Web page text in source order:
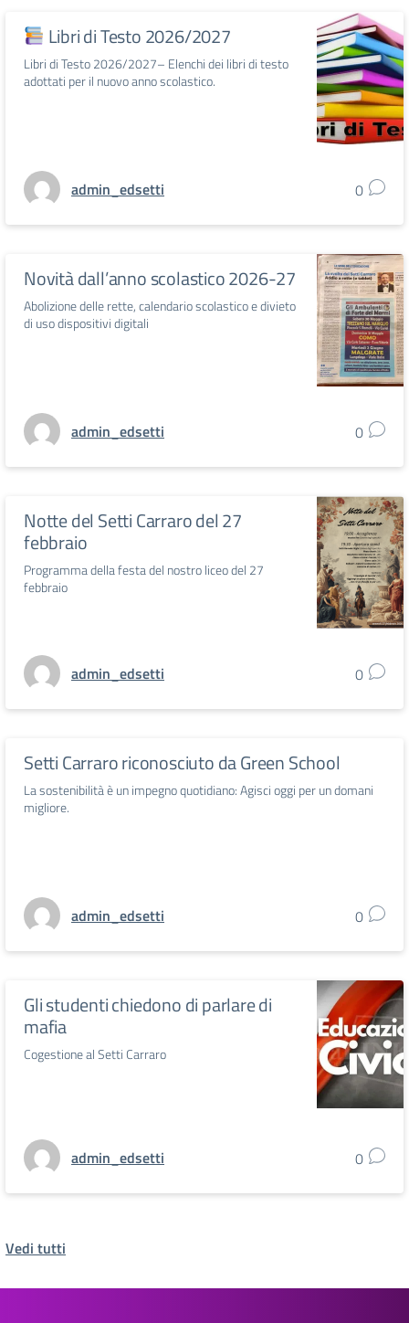
Libri di Testo 2026/2027
Libri di Testo 2026/2027– Elenchi dei libri di testo
adottati per il nuovo anno scolastico.
admin_edsetti 0
Novità dall’anno scolastico 2026-27
Abolizione delle rette, calendario scolastico e divieto
di uso dispositivi digitali
admin_edsetti 0
Notte del Setti Carraro del 27
febbraio
Programma della festa del nostro liceo del 27
febbraio
admin_edsetti 0
Setti Carraro riconosciuto da Green School
La sostenibilità è un impegno quotidiano: Agisci oggi per un domani
migliore.
admin_edsetti 0
Gli studenti chiedono di parlare di
mafia
Cogestione al Setti Carraro
admin_edsetti 0
Vedi tutti